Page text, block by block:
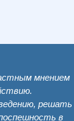
мнением
решать
в